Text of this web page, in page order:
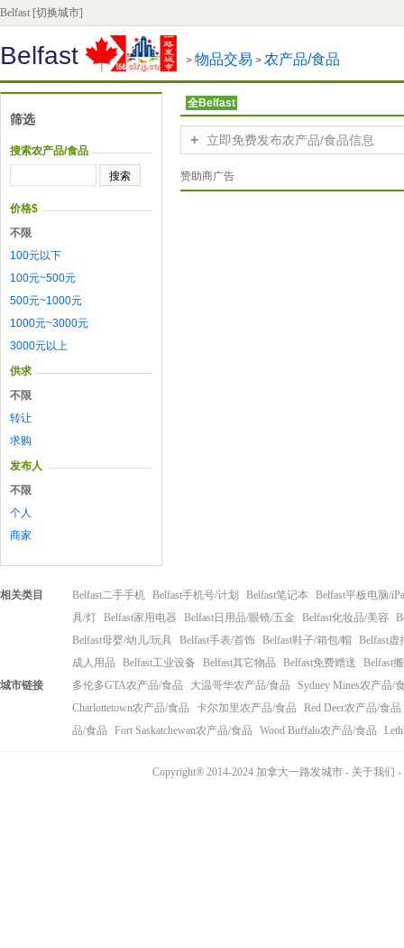
Belfast [切换城市]
Belfast > 物品交易 > 农产品/食品
筛选
搜索农产品/食品
价格$
不限
100元以下
100元~500元
500元~1000元
1000元~3000元
3000元以上
供求
不限
转让
求购
发布人
不限
个人
商家
全Belfast
+ 立即免费发布农产品/食品信息
赞助商广告
相关类目 Belfast二手手机 Belfast手机号/计划 Belfast笔记本
Belfast平板电脑/
具/灯 Belfast家用电器 Belfast日用品/眼镜/五金 Belfast化妆品/美容
Belfast母婴/幼儿/玩具
Belfast手表/首饰 Belfast鞋子/箱包/帽 Belfast
成人用品
Belfast工业设备 Belfast其它物品 Belfast免费赠送
Belfast
城市链接
多伦多GTA农产品/食品 大温哥华农产品/食品
Sydney Mines农产品/
Charlottetown农产品/食品
卡尔加里农产品/食品
Red Deer农产品/食品
品/食品
Fort Saskatchewan农产品/食品 Wood Buffalo农产品/食品
Copyright® 2014-2024 加拿大一路发城市 - 关于我们 -